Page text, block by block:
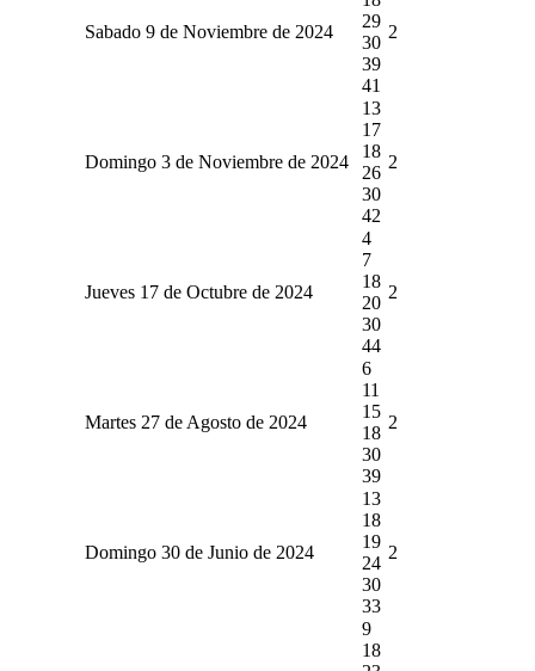
Sabado 9 de Noviembre de 2024
29
30
39
41
2
Domingo 3 de Noviembre de 2024
13
17
18
26
30
42
2
Jueves 17 de Octubre de 2024
4
7
18
20
30
44
2
Martes 27 de Agosto de 2024
6
11
15
18
30
39
2
Domingo 30 de Junio de 2024
13
18
19
24
30
33
2
9
18